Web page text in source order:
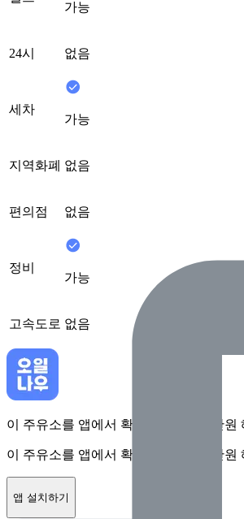
가능
24시 없음
세차
가능
지역화폐 없음
편의점 없음
정비
가능
고속도로 없음
이 주유소를 앱에서 확인하고 최대 1만원
이 주유소를 앱에서 확인하고 최대 1만원
앱 설치하기